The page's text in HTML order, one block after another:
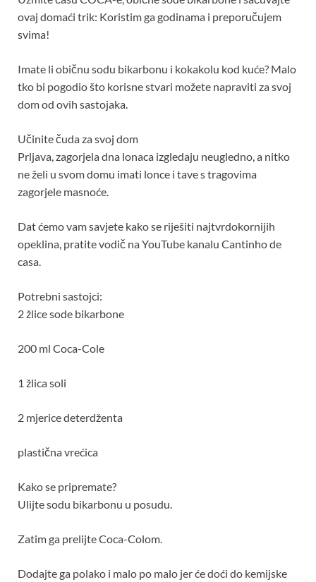
ovaj domaći trik: Koristim ga godinama i preporučujem
svima!
Imate li običnu sodu bikarbonu i kokakolu kod kuće? Malo
tko bi pogodio što korisne stvari možete napraviti za svoj
dom od ovih sastojaka.
Učinite čuda za svoj dom
Prljava, zagorjela dna lonaca izgledaju neugledno, a nitko
ne želi u svom domu imati lonce i tave s tragovima
zagorjele masnoće.
Dat ćemo vam savjete kako se riješiti najtvrdokornijih
opeklina, pratite vodič na YouTube kanalu Cantinho de
casa.
Potrebni sastojci:
2 žlice sode bikarbone
200 ml Coca-Cole
1 žlica soli
2 mjerice deterdženta
plastična vrećica
Kako se pripremate?
Ulijte sodu bikarbonu u posudu.
Zatim ga prelijte Coca-Colom.
Dodajte ga polako i malo po malo jer će doći do kemijske